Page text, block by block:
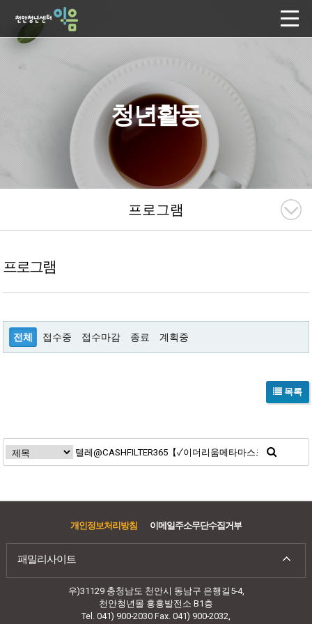
청년활동
프로그램
프로그램
전체 접수중 접수마감 종료 계획중
목록
개인정보처리방침 이메일주소무단수집거부
패밀리사이트
우)31129 충청남도 천안시 동남구 은행길5-4,
천안청년몰 흥흥발전소 B1층
Tel. 041) 900-2030 Fax. 041) 900-2032,